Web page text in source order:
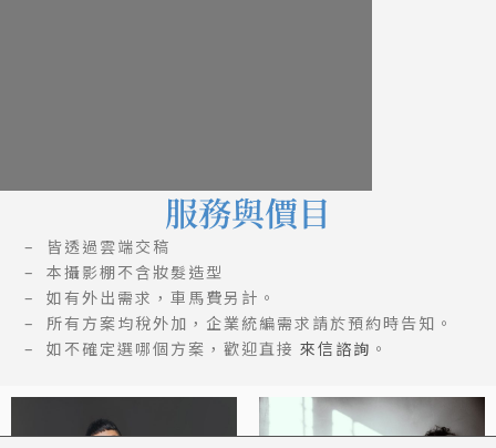
服務與價目
– 皆透過雲端交稿
– 本攝影棚不含妝髮造型
– 如有外出需求，車馬費另計。
– 所有方案均稅外加，企業統編需求請於預約時告知。
– 如不確定選哪個方案，歡迎直接來信諮詢 。